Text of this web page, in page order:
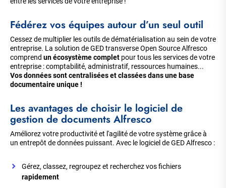
Fédérez vos équipes autour d’un seul outil
Cessez de multiplier les outils de dématérialisation au sein de votre
entreprise. La solution de GED transverse Open Source Alfresco
comprend un écosystème complet pour tous les services de votre
entreprise : comptabilité, administratif, ressources humaines...
Vos données sont centralisées et classées dans une base
documentaire unique !
Les avantages de choisir le logiciel de
gestion de documents Alfresco
Améliorez votre productivité et l'agilité de votre système grâce à
un entrepôt de données puissant. Avec le logiciel de GED Alfresco :
Gérez, classez, regroupez et recherchez vos fichiers
rapidement